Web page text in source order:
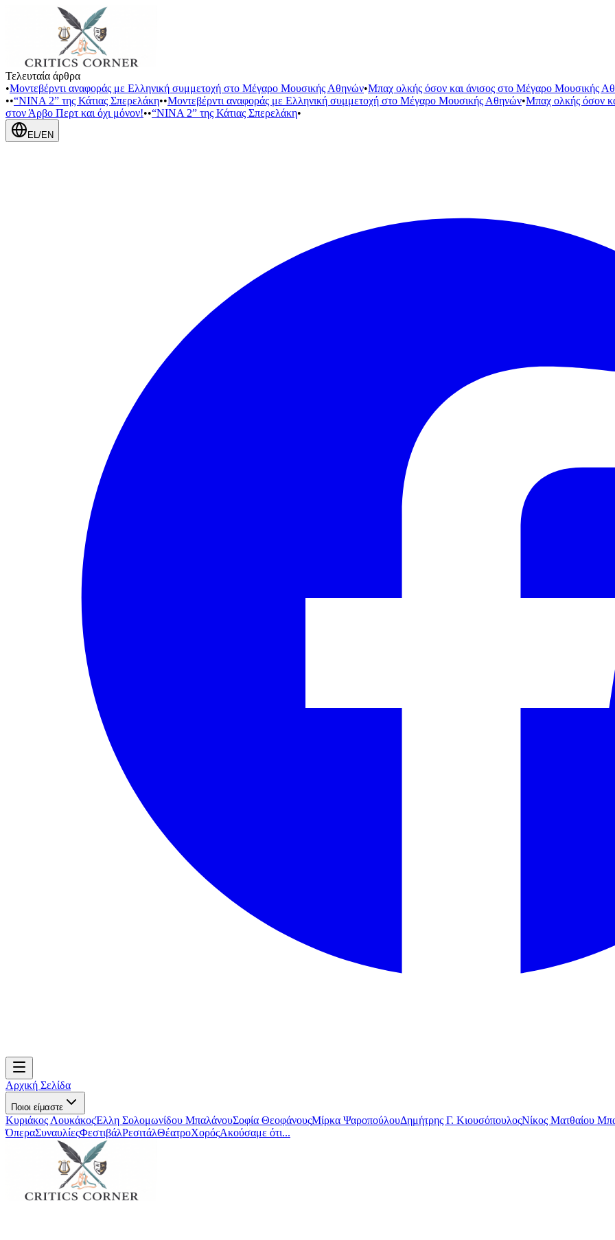
Τελευταία άρθρα
•Μοντεβέρντι αναφοράς με Ελληνική συμμετοχή στο Μέγαρο Μουσικής Αθηνών•Μπαχ ολκής όσον και άνισος στο Μέγαρο Μουσικής
••“NINA 2” της Κάτιας Σπερελάκη••Μοντεβέρντι αναφοράς με Ελληνική συμμετοχή στο Μέγαρο Μουσικής Αθηνών•Μπαχ ολκής όσον
στον Άρβο Περτ και όχι μόνον!••“NINA 2” της Κάτιας Σπερελάκη•
EL/EN
Αρχική Σελίδα
Ποιοι είμαστε
Κυριάκος ΛουκάκοςΈλλη Σολομωνίδου ΜπαλάνουΣοφία ΘεοφάνουςΜίρκα ΨαροπούλουΔημήτρης Γ. ΚιουσόπουλοςΝίκος Ματθαίου
ΌπεραΣυναυλίεςΦεστιβάλΡεσιτάλΘέατροΧορόςΑκούσαμε ότι...